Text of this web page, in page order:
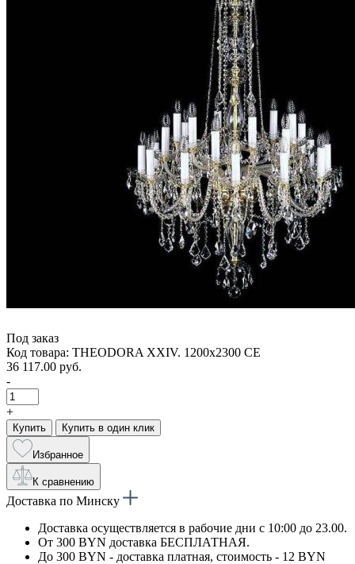
Под заказ
Код товара: THEODORA XXIV. 1200x2300 CE
36 117.00 руб.
-
+
Купить Купить в один клик
Избранное
К сравнению
Доставка по Минску
Доставка осуществляется в рабочие дни с 10:00 до 23.00.
От 300 BYN доставка БЕСПЛАТНАЯ.
До 300 BYN - доставка платная, стоимость - 12 BYN